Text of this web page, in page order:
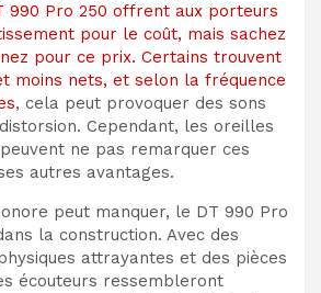
990 Pro 250 offrent aux porteurs
pour le coût, mais sachez
pour ce prix. Certains trouvent
moins nets, et selon la fréquence
, cela peut provoquer des sons
Cependant, les oreilles
ne pas remarquer ces
autres avantages.
peut manquer, le DT 990 Pro
la construction. Avec des
attrayantes et des pièces
écouteurs ressembleront